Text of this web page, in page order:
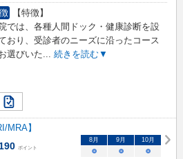
【特徴】
では、各種人間ドック・健康診断を設
おり、受診者のニーズに沿ったコース
選びいた
続きを読む▼
MRA】
190 ポイント
8 月 9 月 10月
○ ○ ○